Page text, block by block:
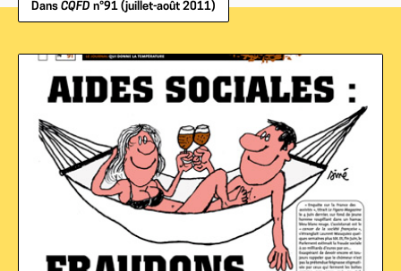
Dans CQFD n°91 (juillet-août 2011)